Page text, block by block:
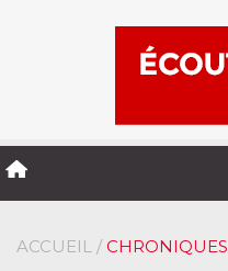
ACCUEIL / CHRONIQUES